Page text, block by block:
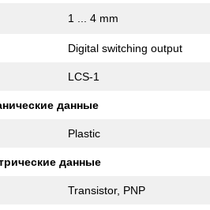
1 ... 4 mm
Digital switching output
LCS-1
данные
Plastic
данные
Transistor, PNP